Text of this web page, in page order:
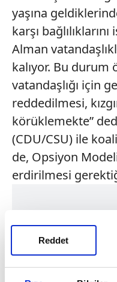
Reddet
yaşına
karşı
Alman
kalıyor. Bu durum
vatandaşlığı için
reddedilmesi,
körüklemekte”
(CDU/CSU) ile
de, Opsiyon
erdirilmesi